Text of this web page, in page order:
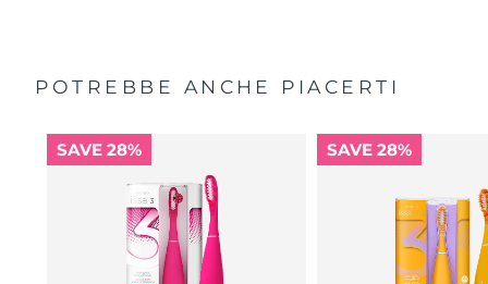
POTREBBE ANCHE PIACERTI
SAVE 28% SAVE 28%